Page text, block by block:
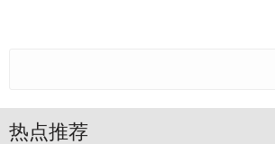
热点推荐